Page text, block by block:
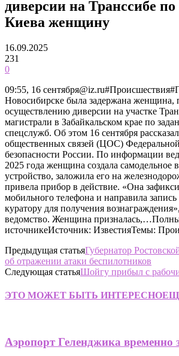
диверсии на Транссибе
Киева женщину
16.09.2025
231
0
09:55, 16
Новосибирске была задержана женщина,
осуществлению диверсии на участке
магистрали в Забайкальском крае по
спецслужб. Об этом 16 сентября
общественных связей (ЦОС)
безопасности России. По информации
2025 года женщина создала самодельное
устройство, заложила его на
привела прибор в действие. «Она
мобильного телефона и направила запись
куратору для получения
ведомство. Женщина
источникеИсточник: ИзвестияТемы:
Предыдущая статьяГубернатор
об отражении атаки беспилотников
Следующая статьяШойгу прибыл с
ЭТО МОЖЕТ БЫТЬ ИНТЕРЕСНО
Аэропорт Геленджика временно